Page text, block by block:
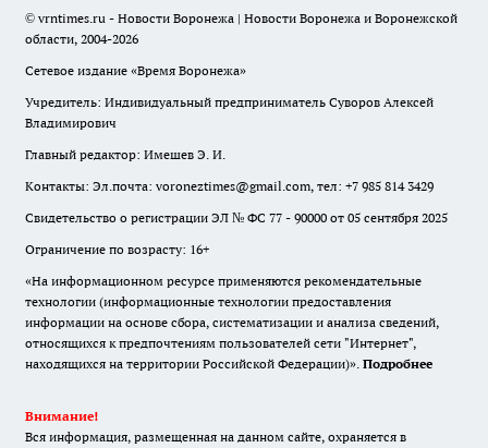
© vrntimes.ru - Новости Воронежа | Новости Воронежа и Воронежской
области, 2004-2026
Сетевое издание «Время Воронежа»
Учредитель: Индивидуальный предприниматель Суворов Алексей
Владимирович
Главный редактор: Имешев Э. И.
Контакты: Эл.почта: voroneztimes@gmail.com, тел: +7 985 814 3429
Свидетельство о регистрации ЭЛ № ФС 77 - 90000 от 05 сентября 2025
Ограничение по возрасту: 16+
«На информационном ресурсе применяются рекомендательные
технологии (информационные технологии предоставления
информации на основе сбора, систематизации и анализа сведений,
относящихся к предпочтениям пользователей сети "Интернет",
находящихся на территории Российской Федерации)». Подробнее
Внимание!
Вся информация, размещенная на данном сайте, охраняется в